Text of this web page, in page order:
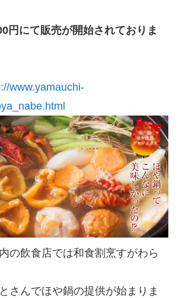
円にて販売が開始されておりま
www.yamauchi-
の飲食店では和食割烹すがわら
さんでほや鍋の提供が始まりま